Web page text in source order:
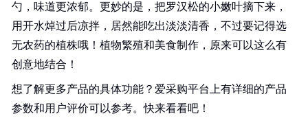
勺，味道更浓郁。更妙的是，把罗汉松的小嫩叶摘下来，
用开水焯过后凉拌，居然能吃出淡淡清香，不过要记得选
无农药的植株哦！植物繁殖和美食制作，原来可以这么有
创意地结合！
想了解更多产品的具体功能？爱采购平台上有详细的产品
参数和用户评价可以参考。快来看看吧！